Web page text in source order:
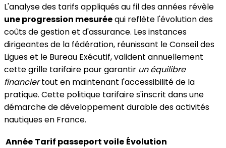
L'analyse des tarifs appliqués au fil des années révèle
une progression mesuréequi reflète l'évolution des
coûts de gestion et d'assurance. Les instances
dirigeantes de la fédération, réunissant le Conseil des
Ligues et le Bureau Exécutif, valident annuellement
cette grille tarifaire pour garantir un équilibre
financiertout en maintenant l'accessibilité de la
pratique. Cette politique tarifaire s'inscrit dans une
démarche de développement durable des activités
nautiques en France.
Année Tarif passeport voile Évolution